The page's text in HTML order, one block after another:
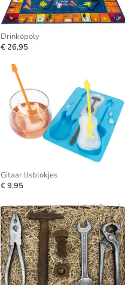
Drinkopoly
€ 26,95
Gitaar IJsblokjes
€ 9,95